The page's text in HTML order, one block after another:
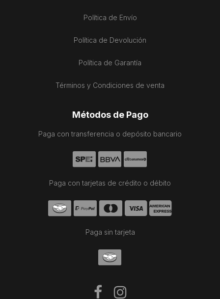
Política de Envío
Política de Devolución
Política de Garantía
Términos y Condiciones de venta
Métodos de Pago
Paga con transferencia o depósito bancario
Paga con tarjetas de crédito o débito
Paga sin tarjeta